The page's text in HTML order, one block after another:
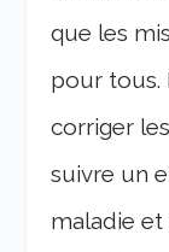
que les
pour tous.
corriger
suivre un
maladie